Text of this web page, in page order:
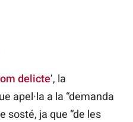
delicte’, la
apel·la a la “demanda
sosté, ja que “de les